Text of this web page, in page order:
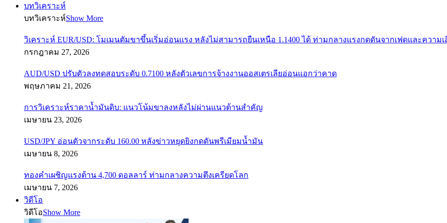
บทวิเคราะห์
บทวิเคราะห์Show More
วิเคราะห์ EUR/USD: โมเมนตัมขาขึ้นเริ่มอ่อนแรง หลังไม่สามารถยืนเหนือ 1.1400 ได้ ท่ามกลางแรงกดดันจากเฟดและความ
กรกฎาคม 27, 2026
AUD/USD ปรับตัวลงทดสอบระดับ 0.7100 หลังตัวเลขการจ้างงานออสเตรเลียอ่อนแอกว่าคาด
พฤษภาคม 21, 2026
การวิเคราะห์ราคาน้ำมันดิบ: แนวโน้มขาลงหลังไม่ผ่านแนวต้านสำคัญ
เมษายน 23, 2026
USD/JPY อ่อนตัวจากระดับ 160.00 หลังข่าวหยุดยิงกดดันพรีเมียมน้ำมัน
เมษายน 8, 2026
ทองคำเผชิญแรงต้าน 4,700 ดอลลาร์ ท่ามกลางความตึงเครียดโลก
เมษายน 7, 2026
วิดีโอ
วิดีโอShow More